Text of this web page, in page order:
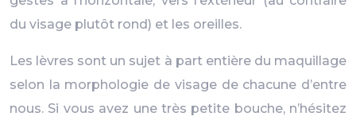
du visage plutôt rond) et les oreilles.
Les lèvres sont un sujet à part entière du maquillage
selon la morphologie de visage de chacune d’entre
nous. Si vous avez une très petite bouche, n’hésitez